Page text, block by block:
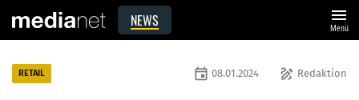
NEWS menu
Menü
RETAIL draw Redaktion
event 08.01.2024